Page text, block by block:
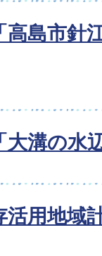
高島市針
大溝の水
活用地域